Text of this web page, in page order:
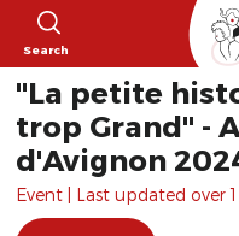
Search
"La petite
trop Grand" -
d'Avignon
Event | Last updated over 1